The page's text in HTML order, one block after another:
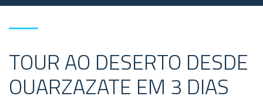
TOUR AO DESERTO DESDE
OUARZAZATE EM 3 DIAS